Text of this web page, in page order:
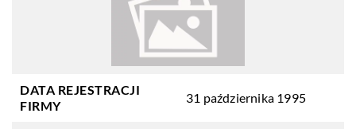
DATA REJESTRACJI
FIRMY
31 października 1995